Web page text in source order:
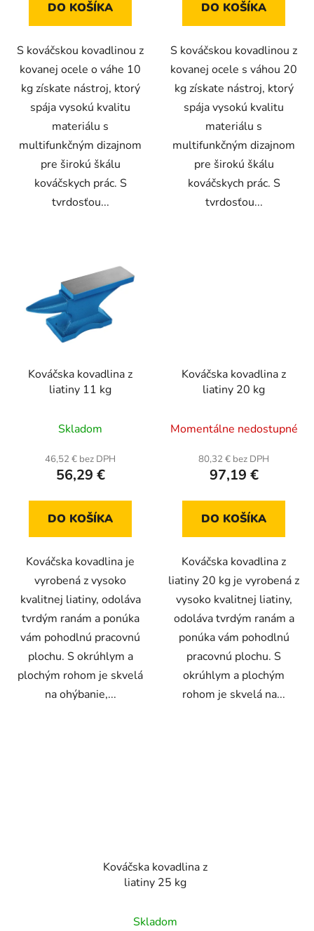
DO KOŠÍKA
S kováčskou kovadlinou z
kovanej ocele o váhe 10
kg získate nástroj, ktorý
spája vysokú kvalitu
materiálu s
multifunkčným dizajnom
pre širokú škálu
kováčskych prác. S
tvrdosťou...
DO KOŠÍKA
S kováčskou kovadlinou z
kovanej ocele s váhou 20
kg získate nástroj, ktorý
spája vysokú kvalitu
materiálu s
multifunkčným dizajnom
pre širokú škálu
kováčskych prác. S
tvrdosťou...
Kováčska kovadlina z
liatiny 11 kg
Skladom
46,52 € bez DPH
56,29 €
DO KOŠÍKA
Kováčska kovadlina je
vyrobená z vysoko
kvalitnej liatiny, odoláva
tvrdým ranám a ponúka
vám pohodlnú pracovnú
plochu. S okrúhlym a
plochým rohom je skvelá
na ohýbanie,...
Kováčska kovadlina z
liatiny 20 kg
Momentálne nedostupné
80,32 € bez DPH
97,19 €
DO KOŠÍKA
Kováčska kovadlina z
liatiny 20 kg je vyrobená z
vysoko kvalitnej liatiny,
odoláva tvrdým ranám a
ponúka vám pohodlnú
pracovnú plochu. S
okrúhlym a plochým
rohom je skvelá na...
Kováčska kovadlina z
liatiny 25 kg
Skladom